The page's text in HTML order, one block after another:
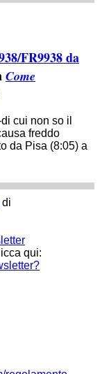
FR9938 da
Come
cui non so il
freddo
da Pisa (8:05) a
di
qui: